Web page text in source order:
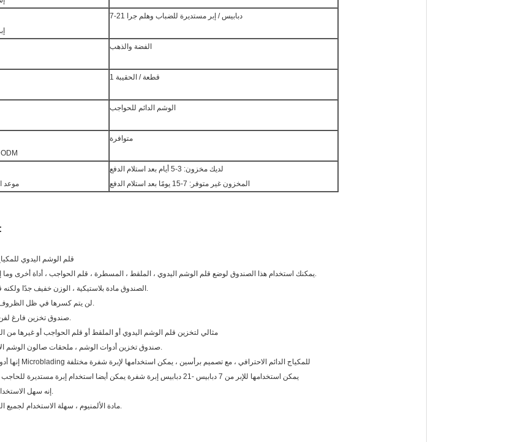
7-21 دبابيس / إبر مستديرة للضباب وهلم جرا
الفضة والذهب
1 قطعة / الحقيبة
الوشم الدائم للحواجب
متوافرة
موعد
لديك مخزون: 3-5 أيام بعد استلام الدفع
المخزون غير متوفر: 7-15 يومًا بعد استلام الدفع
ميزة :
قلم الوشم اليدوي
يمكنك استخدام هذا الصندوق لوضع قلم الوشم اليدوي ، الملقط ، المسطرة ، قلم الحواجب ، أداة أخرى وما إلى ذلك.
الصندوق مادة بلاستيكية ، الوزن خفيف جدًا ولكنه قوي جدًا.
لن يتم كسرها في ظل الظروف العادية.
صندوق تخزين فارغ لفن الوشم.
مثالي لتخزين قلم الوشم اليدوي أو الملقط أو قلم الحواجب أو غيرها من
صندوق تخزين أدوات الوشم ، ملحقات صالون الوشم الأساسية.
إنها أدوات إبرة Microblading للمكياج الدائم الاحترافي ، مع تصميم برأسين ، يمكن استخدامها لإبرة شفرة مختلفة
يمكن استخدامها للإبر من 7 دبابيس -21 دبابيس إبرة شفرة يمكن أيضا استخدام إبرة مستديرة للحاجب الضباب
إنه سهل الاستخدام للغاية.
مادة الألمنيوم ، سهلة الاستخدام لجميع الشفرات.